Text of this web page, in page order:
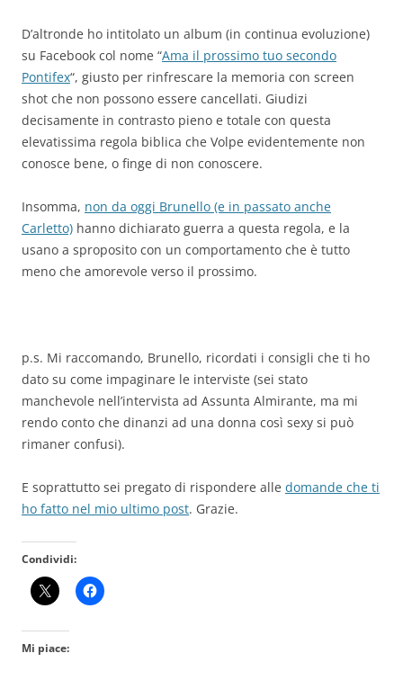
D’altronde ho intitolato un album (in continua evoluzione)
su Facebook col nome “Ama il prossimo tuo secondo
Pontifex“, giusto per rinfrescare la memoria con screen
shot che non possono essere cancellati. Giudizi
decisamente in contrasto pieno e totale con questa
elevatissima regola biblica che Volpe evidentemente non
conosce bene, o finge di non conoscere.
Insomma, non da oggi Brunello (e in passato anche
Carletto) hanno dichiarato guerra a questa regola, e la
usano a sproposito con un comportamento che è tutto
meno che amorevole verso il prossimo.
p.s. Mi raccomando, Brunello, ricordati i consigli che ti ho
dato su come impaginare le interviste (sei stato
manchevole nell’intervista ad Assunta Almirante, ma mi
rendo conto che dinanzi ad una donna così sexy si può
rimaner confusi).
E soprattutto sei pregato di rispondere alle domande che ti
ho fatto nel mio ultimo post. Grazie.
Condividi:
Mi piace: